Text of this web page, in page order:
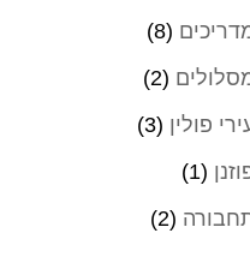
(8)
(2)
פולין (3)
(1)
(2)